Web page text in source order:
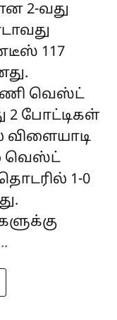
2-வது
117
வெஸ்ட்
போட்டிகள்
வெஸ்ட்
1-0